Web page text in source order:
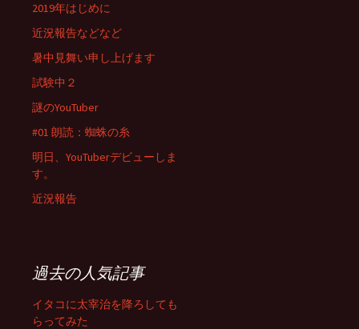
2019年はじめに
近況報告などなど
暑中見舞い申し上げます
試験中２
謎のYouTuber
#01 朗読：蜘蛛の糸
明日、YouTuberデビューしま
す。
近況報告
過去の人気記事
イタコに太宰治を降ろしても
らってみた